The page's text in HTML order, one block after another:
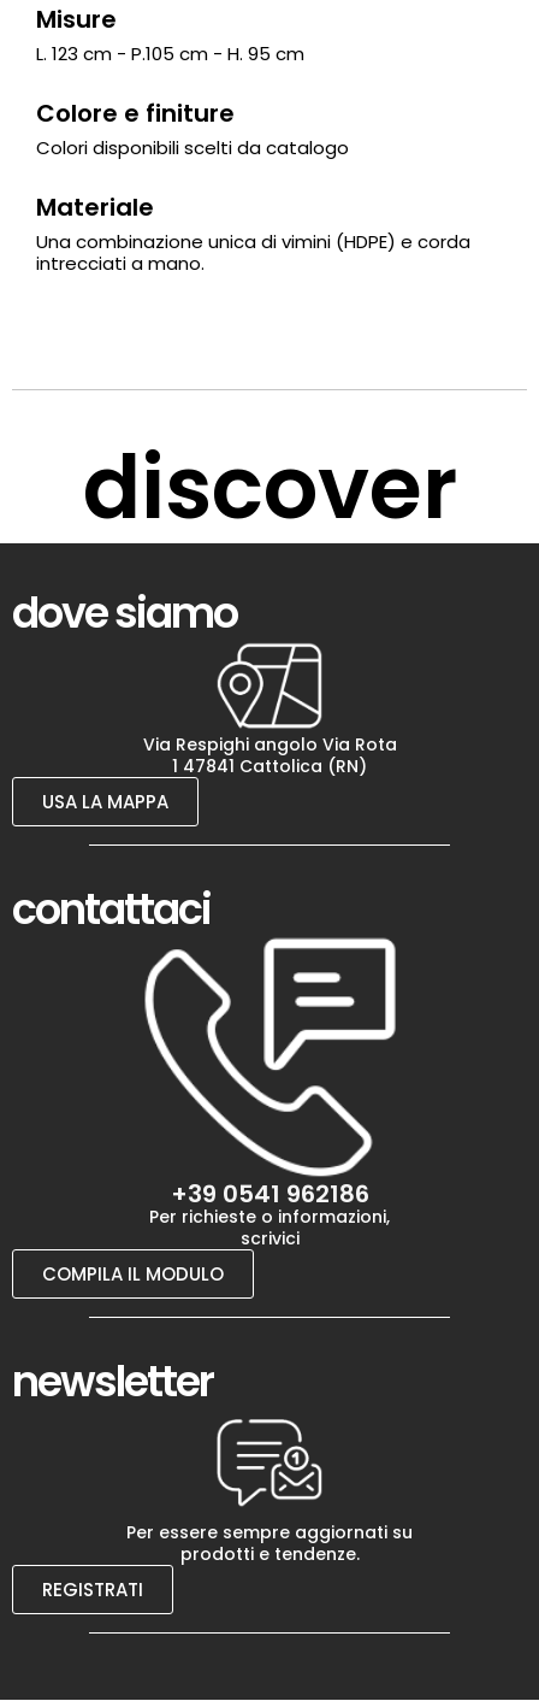
Misure
L. 123 cm - P.105 cm - H. 95 cm
Colore e finiture
Colori disponibili scelti da catalogo
Materiale
Una combinazione unica di vimini (HDPE) e corda
intrecciati a mano.
discover
dove siamo
Via Respighi angolo Via Rota
1 47841 Cattolica (RN)
USA LA MAPPA
contattaci
+39 0541 962186
Per richieste o informazioni,
scrivici
COMPILA IL MODULO
newsletter
Per essere sempre aggiornati su
prodotti e tendenze.
REGISTRATI